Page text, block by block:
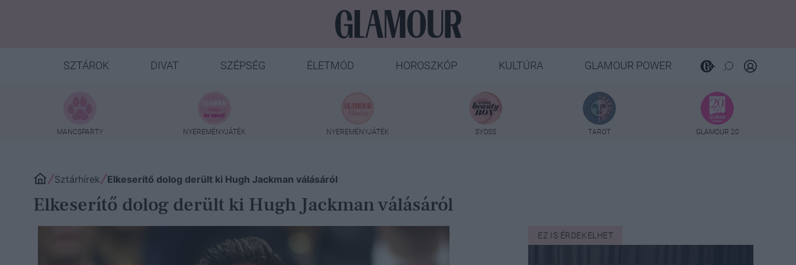
SZTÁROK DIVAT SZÉPSÉG ÉLETMÓD HOROSZKÓP KULTÚRA GLAMOUR POWER
MANCSPARTY NYEREMÉNYJÁTÉK NYEREMÉNYJÁTÉK SYOSS TAROT GLAMOUR 20
Sztárhírek Elkeserítő dolog derült ki Hugh Jackman válásáról
Elkeserítő dolog derült ki Hugh Jackman válásáról
EZ IS ÉRDEKELHET